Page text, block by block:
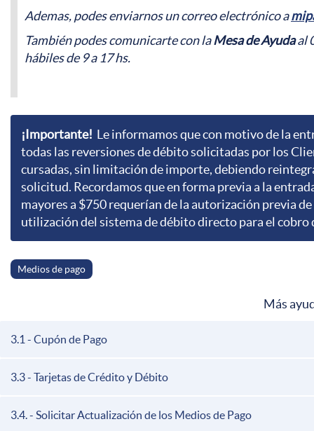
Ademas, podes enviarnos un correo electrónico a
También podes comunicarte con laMesa de Ayudaal
hábiles de 9 a 17 hs.
¡Importante! Le informamos que con motivo de la
todas las reversiones de débito solicitadas por los
cursadas, sin limitación de importe, debiendo
solicitud. Recordamos que en forma previa a la
mayores a $750 requerían de la autorización previa
utilización del sistema de débito directo para el
Medios de pago
Más
3.1 - Cupón de Pago
3.3 - Tarjetas de Crédito y Débito
3.4. - Solicitar Actualización de los Medios de Pago